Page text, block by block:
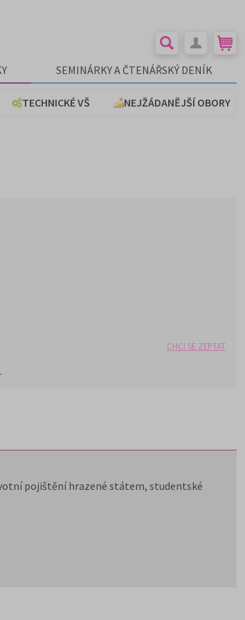
SEMINÁRKY A ČTENÁŘSKÝ DENÍK
TECHNICKÉ VŠ NEJŽÁDANĚJŠÍ OBORY
CHCI SE ZEPTAT
pojištění hrazené státem, studentské